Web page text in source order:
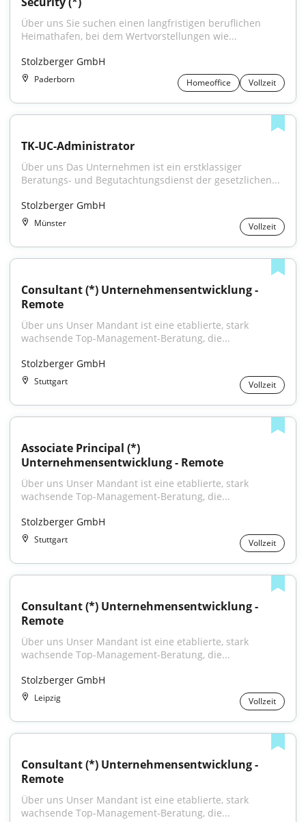
Über uns Sie suchen einen langfristigen beruflichen
Heimathafen, bei dem Wertvorstellungen wie...
Stolzberger GmbH
Paderborn Homeoffice Vollzeit
TK-UC-Administrator
Über uns Das Unternehmen ist ein erstklassiger
Beratungs- und Begutachtungsdienst der gesetzlichen...
Stolzberger GmbH
Münster Vollzeit
Consultant (*) Unternehmensentwicklung -
Remote
Über uns Unser Mandant ist eine etablierte, stark
wachsende Top-Management-Beratung, die...
Stolzberger GmbH
Stuttgart Vollzeit
Associate Principal (*)
Unternehmensentwicklung - Remote
Über uns Unser Mandant ist eine etablierte, stark
wachsende Top-Management-Beratung, die...
Stolzberger GmbH
Stuttgart Vollzeit
Consultant (*) Unternehmensentwicklung -
Remote
Über uns Unser Mandant ist eine etablierte, stark
wachsende Top-Management-Beratung, die...
Stolzberger GmbH
Leipzig Vollzeit
Consultant (*) Unternehmensentwicklung -
Remote
Über uns Unser Mandant ist eine etablierte, stark
wachsende Top-Management-Beratung, die...